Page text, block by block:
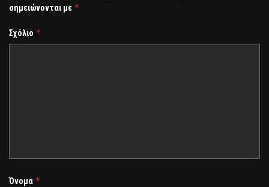
σημειώνονται με *
Σχόλιο *
Όνομα *